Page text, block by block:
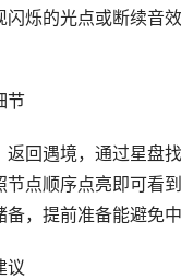
闪烁的光点或断续音
节
返回遇境，通过星盘
节点顺序点亮即可看
，提前准备能避免中
议